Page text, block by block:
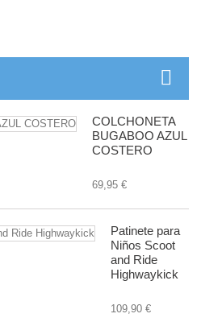
COLCHONETA
BUGABOO AZUL
COSTERO
69,95 €
Patinete para
Niños Scoot
and Ride
Highwaykick
109,90 €